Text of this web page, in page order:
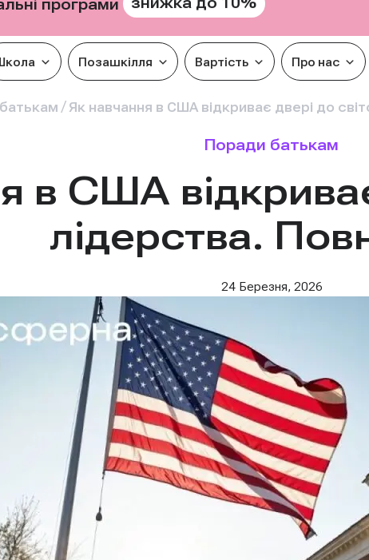
програми знижка до 10%
Позашкілля Вартість Про нас
/ Як навчання в США відкриває двері до
Поради батькам
в США
лідерства.
24 Березня, 2026